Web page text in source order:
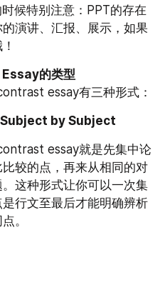
候特别注意：PPT的存在
演讲、汇报、展示，如果
的类型
essay有三种形式：
Subject by Subject
essay就是先集中论
较的点，再来从相同的对
这种形式让你可以一次集
行文至最后才能明确辨析
。